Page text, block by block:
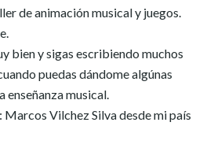
de animación musical y juegos.
bien y sigas escribiendo muchos
puedas dándome algúnas
enseñanza musical.
Vilchez Silva desde mi país